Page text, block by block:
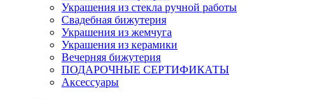
Украшения из стекла ручной работы
Свадебная бижутерия
Украшения из жемчуга
Украшения из керамики
Вечерняя бижутерия
ПОДАРОЧНЫЕ СЕРТИФИКАТЫ
Аксессуары